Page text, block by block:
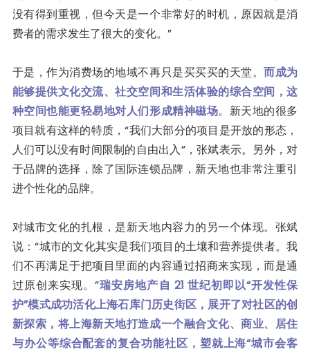
没有得到重视，但今天是一个非常好的时机，原因就是消
费者的需求发生了很大的变化。”
于是，作为消费场的地域不再只是买买买的天堂。而成为
能够提供文化交流、社交空间和生活体验的综合空间，这
种空间也能更轻易地对人们形成精神磁场。新天地的很多
项目就有这样的特质，“我们大部分的项目是开放的形态，
人们可以没有时间限制的自由出入”，张斌表示。另外，对
于品牌的选择，除了国际连锁品牌，新天地也非常注重引
进个性化的品牌。
对城市文化的扎根，是新天地内容力的另一个体现。张斌
说：“城市的文化其实是我们项目的土壤和营养提供者。我
们不再满足于把项目里面的内容通过招商来实现，而是通
过原创来实现。”瑞安房地产自 21 世纪初即以“开发性保
护”模式成功活化上海石库门历史街区，展开了对社区的创
新探索，将上海新天地打造成一个融合文化、商业、居住
与办公等综合配套的复合功能社区，塑就上海“城市会客